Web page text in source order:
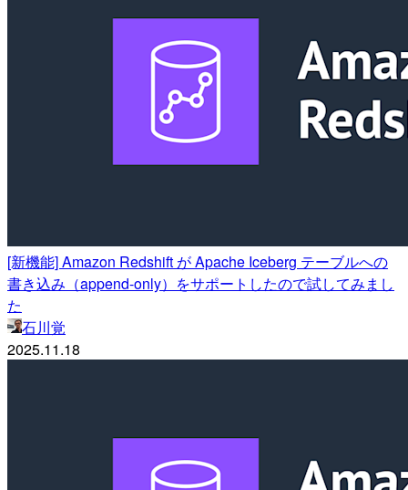
[新機能] Amazon Redshift が Apache Iceberg テーブルへの
書き込み（append-only）をサポートしたので試してみまし
た
石川覚
2025.11.18